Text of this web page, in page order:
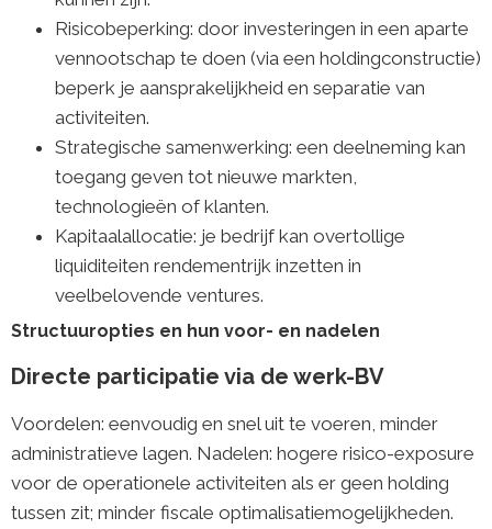
Risicobeperking: door investeringen in een aparte
vennootschap te doen (via een holdingconstructie)
beperk je aansprakelijkheid en separatie van
activiteiten.
Strategische samenwerking: een deelneming kan
toegang geven tot nieuwe markten,
technologieën of klanten.
Kapitaalallocatie: je bedrijf kan overtollige
liquiditeiten rendementrijk inzetten in
veelbelovende ventures.
Structuuropties en hun voor- en nadelen
Directe participatie via de werk-BV
Voordelen: eenvoudig en snel uit te voeren, minder
administratieve lagen. Nadelen: hogere risico-exposure
voor de operationele activiteiten als er geen holding
tussen zit; minder fiscale optimalisatiemogelijkheden.